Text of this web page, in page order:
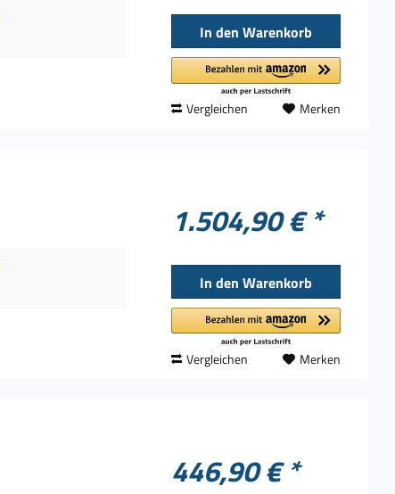
In den Warenkorb
Vergleichen Merken
1.504,90 € *
In den Warenkorb
Vergleichen Merken
446,90 € *